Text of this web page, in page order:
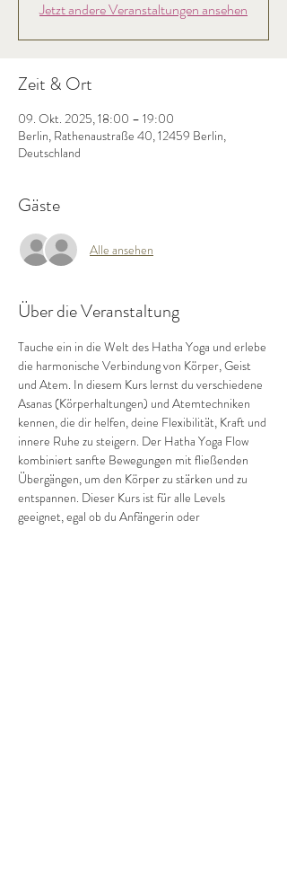
Jetzt andere Veranstaltungen ansehen
Zeit & Ort
09. Okt. 2025, 18:00 – 19:00
Berlin, Rathenaustraße 40, 12459 Berlin,
Deutschland
Gäste
Alle ansehen
Über die Veranstaltung
Tauche ein in die Welt des Hatha Yoga und erlebe
die harmonische Verbindung von Körper, Geist
und Atem. In diesem Kurs lernst du verschiedene
Asanas (Körperhaltungen) und Atemtechniken
kennen, die dir helfen, deine Flexibilität, Kraft und
innere Ruhe zu steigern. Der Hatha Yoga Flow
kombiniert sanfte Bewegungen mit fließenden
Übergängen, um den Körper zu stärken und zu
entspannen. Dieser Kurs ist für alle Levels
geeignet, egal ob du Anfängerin oder